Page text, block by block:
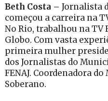
Beth Costa – Jornalista
começou a carreira na
No Rio, trabalhou na TV
Globo. Com vasta
primeira mulher
dos Jornalistas do
FENAJ. Coordenadora
Soberano.